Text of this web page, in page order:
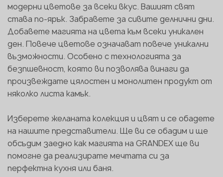
модерни цветове за всеки вкус. Вашият свят
става по-ярък. Забравете за сивите делнични дни.
Добавете магията на цвета към всеки уникален
ден. Повече цветове означават повече уникални
възможности. Особено с технологията за
безпшевност, която ви позволява винаги да
произвеждате цялостен и монолитен продукт от
няколко листа камък.
Изберете желаната колекция и цвят и се обадете
на нашите представители. Ще ви се обадим и ще
обсъдим заедно как магията на GRANDEX ще ви
помогне да реализирате мечтата си за
перфектна кухня или баня.